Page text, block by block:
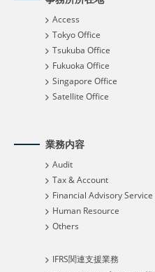
Access
Tokyo Office
Tsukuba Office
Fukuoka Office
Singapore Office
Satellite Office
業務内容
Audit
Tax & Account
Financial Advisory Service
Human Resource
Others
IFRS関連支援業務